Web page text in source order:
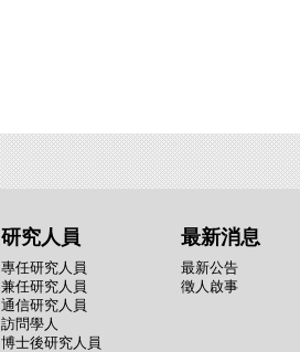
研究人員
專任研究人員
兼任研究人員
通信研究人員
訪問學人
博士後研究人員
最新消息
最新公告
徵人啟事